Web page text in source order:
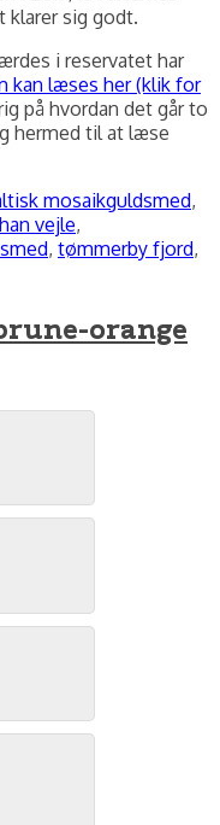
klarer sig godt.
i reservatet har
kan læses her (klik for
på hvordan det går to
hermed til at læse
mosaikguldsmed,
han vejle,
, tømmerby fjord,
orange